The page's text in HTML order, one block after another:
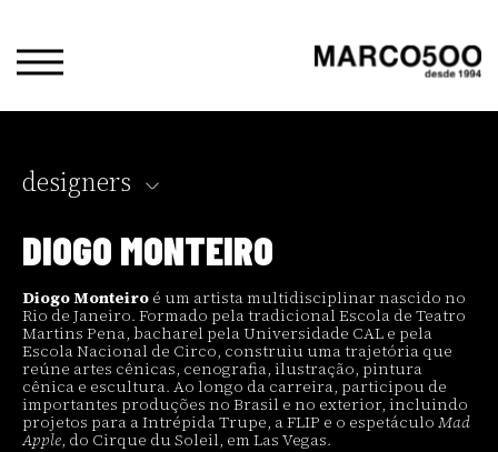
designers
DIOGO MONTEIRO
Diogo Monteiro é um artista multidisciplinar nascido no
Rio de Janeiro. Formado pela tradicional Escola de Teatro
Martins Pena, bacharel pela Universidade CAL e pela
Escola Nacional de Circo, construiu uma trajetória que
reúne artes cênicas, cenografia, ilustração, pintura
cênica e escultura. Ao longo da carreira, participou de
importantes produções no Brasil e no exterior, incluindo
projetos para a Intrépida Trupe, a FLIP e o espetáculo Mad
Apple, do Cirque du Soleil, em Las Vegas.